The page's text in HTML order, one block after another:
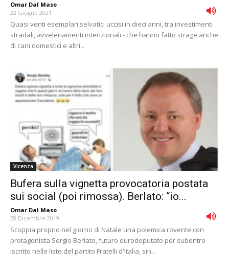
Omar Dal Maso -
22 Giugno 2021
Quasi venti esemplari selvatici uccisi in dieci anni, tra investimenti
stradali, avvelenamenti intenzionali - che hanno fatto strage anche
di cani domestici e altri...
Vicenza
Bufera sulla vignetta provocatoria postata
sui social (poi rimossa). Berlato: “io...
Omar Dal Maso -
28 Dicembre 2019
Scoppia proprio nel giorno di Natale una polemica rovente con
protagonista Sergio Berlato, futuro eurodeputato per subentro
iscritto nelle liste del partito Fratelli d'Italia, sin...